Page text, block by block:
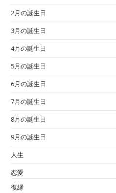
2月の誕生日
3月の誕生日
4月の誕生日
5月の誕生日
6月の誕生日
7月の誕生日
8月の誕生日
9月の誕生日
人生
恋愛
復縁